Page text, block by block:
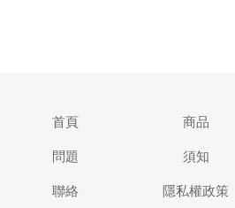
首頁 商品
問題 須知
聯絡 隱私權政策